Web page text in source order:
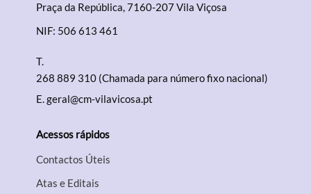
Praça da República, 7160-207 Vila Viçosa
NIF: 506 613 461
T.
268 889 310 (Chamada para número fixo nacional)
E.geral@cm-vilavicosa.pt
Acessos rápidos
Contactos Úteis
Atas e Editais